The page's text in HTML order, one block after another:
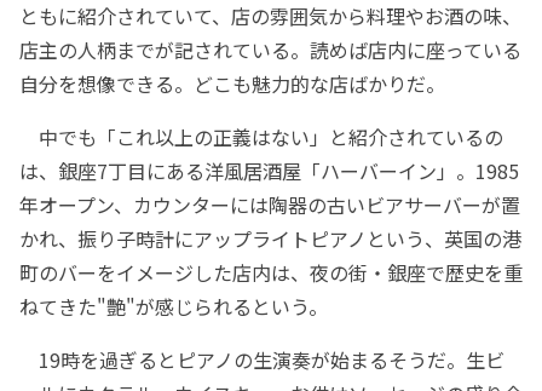
ともに紹介されていて、店の雰囲気から料理やお酒の味、
店主の人柄までが記されている。読めば店内に座っている
自分を想像できる。どこも魅力的な店ばかりだ。
中でも「これ以上の正義はない」と紹介されているの
は、銀座7丁目にある洋風居酒屋「ハーバーイン」。1985
年オープン、カウンターには陶器の古いビアサーバーが置
かれ、振り子時計にアップライトピアノという、英国の港
町のバーをイメージした店内は、夜の街・銀座で歴史を重
ねてきた"艶"が感じられるという。
19時を過ぎるとピアノの生演奏が始まるそうだ。生ビ